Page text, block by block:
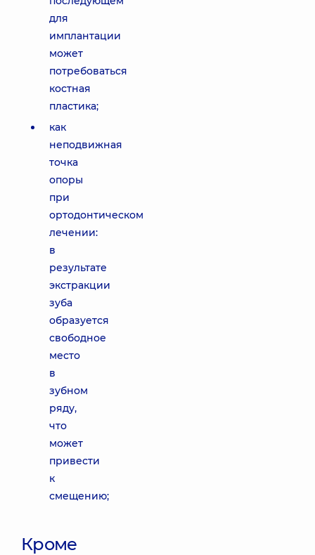
для
имплантации
может
потребоваться
костная
пластика;
как
неподвижная
точка
опоры
при
ортодонтическом
лечении:
в
результате
экстракции
зуба
образуется
свободное
место
в
зубном
ряду,
что
может
привести
к
смещению;
Кроме